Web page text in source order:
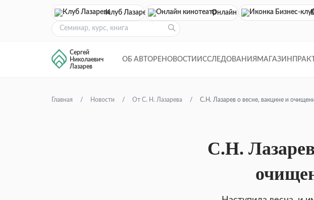
Клуб Лазарева Онлайн кинотеатр
Сергей
Николаевич
Лазарев
ОБ АВТОРЕ НОВОСТИ ИССЛЕДОВАНИЯ МАГАЗИН
Главная Новости От С. Н. Лазарева С.Н. Лазарев о весне, вакцине и
С.Н.